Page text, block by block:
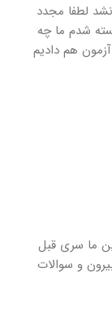
لطفا مجدد
شدم ما چه
هم دادیم
ما سری قبل
و سوالات